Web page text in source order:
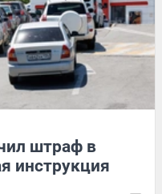
штраф в
инструкция